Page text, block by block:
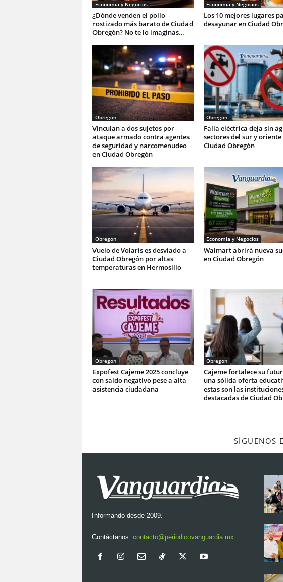
Economia y Negocios
¿Dónde venden el pollo
rostizado más barato de Ciudad
Obregón? No te lo imaginas…
Economia y Negocios
Los 10 mejores lugares
desayunar en Ciudad
Obregon
Vinculan a dos sujetos por
ataque armado contra agentes
de seguridad y narcomenudeo
en Ciudad Obregón
Obregon
Falla eléctrica deja sin
sectores del sur y oriente
Ciudad Obregón
Obregon
Vuelo de Volaris es desviado a
Ciudad Obregón por altas
temperaturas en Hermosillo
Economia y Negocios
Walmart abrirá nueva
en Ciudad Obregón
Obregon
Expofest Cajeme 2025 concluye
con saldo negativo pese a alta
asistencia ciudadana
Obregon
Cajeme fortalece su
una sólida oferta
estas son las
destacadas de Ciudad
SÍGUENOS
Informando desde 2009.
Contáctanos: contacto@periodicovanguardia.mx